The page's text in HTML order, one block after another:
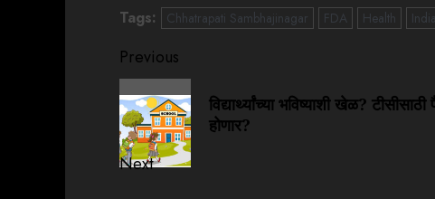
Tags: Chhatrapati Sambhajinagar FDA Health India
Previous
विद्यार्थ्यांच्या भविष्याशी खेळ?
होणार?
Next